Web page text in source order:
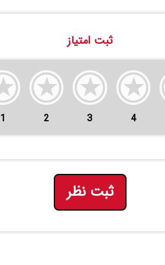
ثبت امتیاز
1 2 3 4
ثبت نظر